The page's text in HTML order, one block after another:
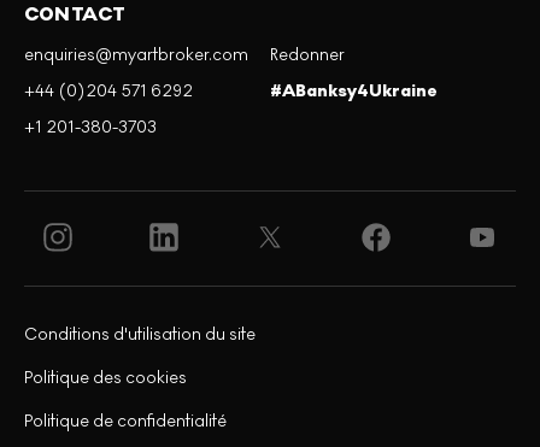
CONTACT
enquiries@myartbroker.com
+44 (0)204 571 6292
+1 201-380-3703
Redonner
#ABanksy4Ukraine
Politique de confidentialité
Politique des cookies
Conditions d'utilisation du site